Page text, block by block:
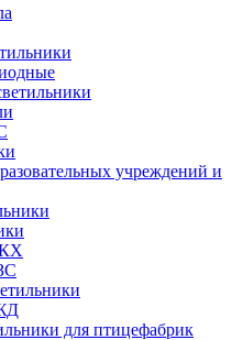
учреждений и
для птицефабрик